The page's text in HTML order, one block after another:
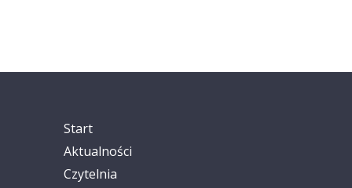
Start
Aktualności
Czytelnia